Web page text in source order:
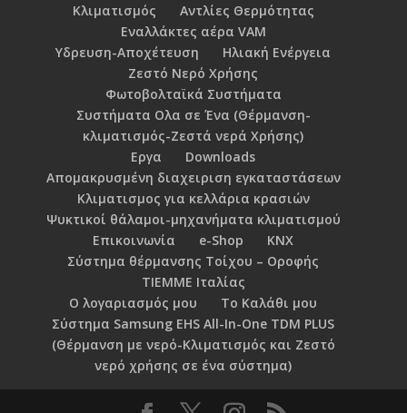
Κλιματισμός
Αντλίες Θερμότητας
Εναλλάκτες αέρα VAM
Υδρευση-Αποχέτευση
Ηλιακή Ενέργεια
Ζεστό Νερό Χρήσης
Φωτοβολταϊκά Συστήματα
Συστήματα Ολα σε Ένα (Θέρμανση-
κλιματισμός-Ζεστά νερά Χρήσης)
Εργα
Downloads
Απομακρυσμένη διαχειριση εγκαταστάσεων
Κλιματισμος για κελλάρια κρασιών
Ψυκτικοί θάλαμοι-μηχανήματα κλιματισμού
Επικοινωνία
e-Shop
KNX
Σύστημα θέρμανσης Τοίχου – Οροφής
TIEMME Ιταλίας
Ο λογαριασμός μου
Το Καλάθι μου
Σύστημα Samsung EHS All-In-One TDM PLUS
(Θέρμανση με νερό-Κλιματισμός και Ζεστό
νερό χρήσης σε ένα σύστημα)